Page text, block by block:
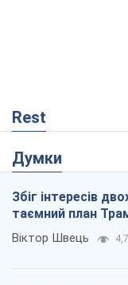
Rest
Думки
Збіг інтересів
таємний план
Віктор Швець